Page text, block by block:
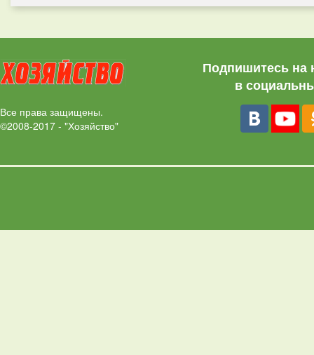
Все права защищены.
©2008-2017 - "Хозяйство"
Подпишитесь на
в